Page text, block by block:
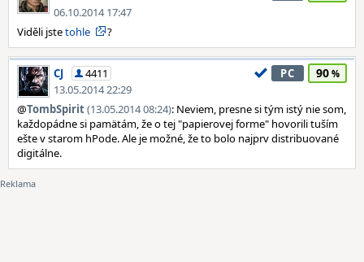
06.10.2014 17:47
Viděli jstetohle ?
CJ
4411
13.05.2014 22:29
PC 90
@TombSpirit(13.05.2014 08:24): Neviem, presne si tým istý nie som,
každopádne si pamätám, že o tej "papierovej forme" hovorili tuším
ešte v starom hPode. Ale je možné, že to bolo najprv distribuované
digitálne.